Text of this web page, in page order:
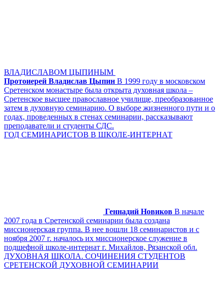
ВЛАДИСЛАВОМ ЦЫПИНЫМ
Протоиерей Владислав Цыпин В 1999 году в московском
Сретенском монастыре была открыта духовная школа –
Сретенское высшее православное училище, преобразованное
затем в духовную семинарию. О выборе жизненного пути и о
годах, проведенных в стенах семинарии, рассказывают
преподаватели и студенты СДС.
ГОД СЕМИНАРИСТОВ В ШКОЛЕ-ИНТЕРНАТ
Геннадий Новиков В начале
2007 года в Сретенской семинарии была создана
миссионерская группа. В нее вошли 18 семинаристов и с
ноября 2007 г. началось их миссионерское служение в
подшефной школе-интернат г. Михайлов, Рязанской обл.
ДУХОВНАЯ ШКОЛА. СОЧИНЕНИЯ СТУДЕНТОВ
СРЕТЕНСКОЙ ДУХОВНОЙ СЕМИНАРИИ